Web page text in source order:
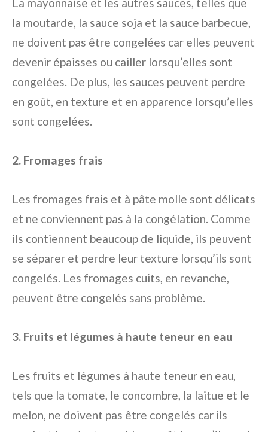
la moutarde, la sauce soja et la sauce barbecue,
ne doivent pas être congelées car elles peuvent
devenir épaisses ou cailler lorsqu’elles sont
congelées. De plus, les sauces peuvent perdre
en goût, en texture et en apparence lorsqu’elles
sont congelées.
2. Fromages frais
Les fromages frais et à pâte molle sont délicats
et ne conviennent pas à la congélation. Comme
ils contiennent beaucoup de liquide, ils peuvent
se séparer et perdre leur texture lorsqu’ils sont
congelés. Les fromages cuits, en revanche,
peuvent être congelés sans problème.
3. Fruits et légumes à haute teneur en eau
Les fruits et légumes à haute teneur en eau,
tels que la tomate, le concombre, la laitue et le
melon, ne doivent pas être congelés car ils